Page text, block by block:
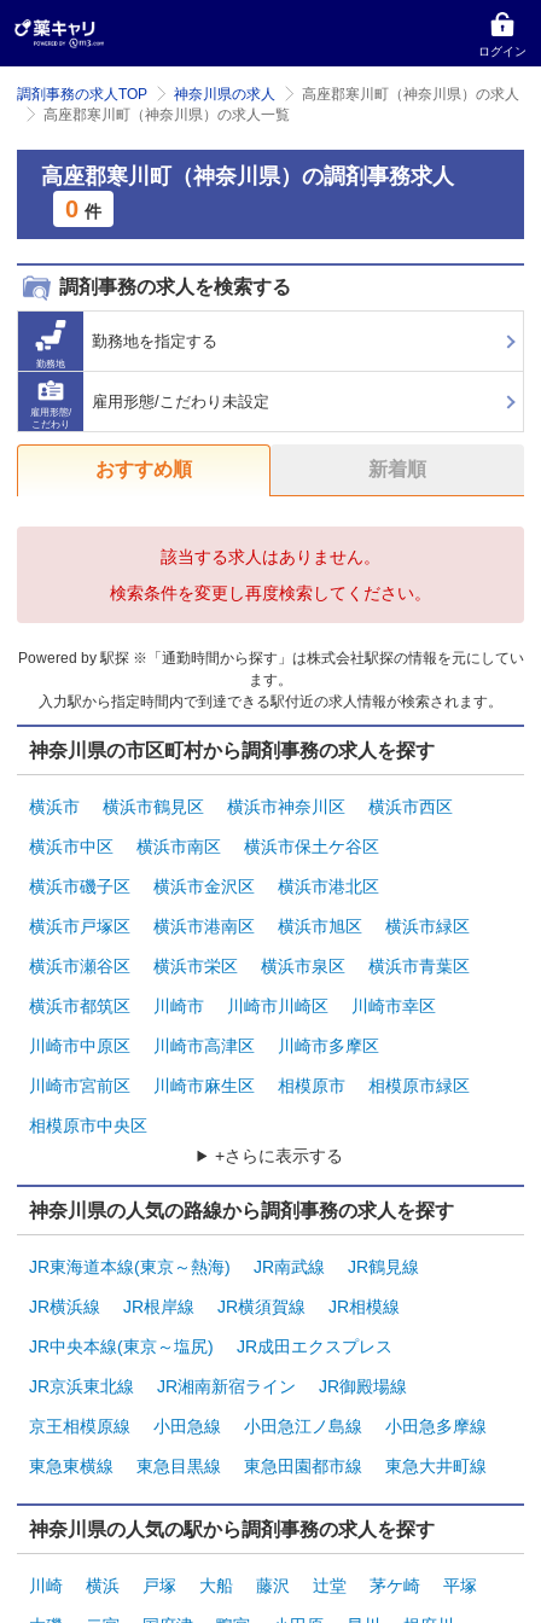
ログイン
調剤事務の求人TOP 神奈川県の求人
高座郡寒川町（神奈川県）の求人
高座郡寒川町（神奈川県）の求人一覧
高座郡寒川町（神奈川県）の調剤事務求人
0 件
調剤事務の求人を検索する
勤務地
勤務地を指定する
雇用形態/
こだわり
雇用形態/こだわり未設定
おすすめ順 新着順
該当する求人はありません。
検索条件を変更し再度検索してください。
Powered by 駅探 ※「通勤時間から探す」は株式会社駅探の情報を元にしてい
ます。
入力駅から指定時間内で到達できる駅付近の求人情報が検索されます。
神奈川県の市区町村から調剤事務の求人を探す
横浜市 横浜市鶴見区 横浜市神奈川区 横浜市西区
横浜市中区 横浜市南区 横浜市保土ケ谷区
横浜市磯子区 横浜市金沢区 横浜市港北区
横浜市戸塚区 横浜市港南区 横浜市旭区 横浜市緑区
横浜市瀬谷区 横浜市栄区 横浜市泉区 横浜市青葉区
横浜市都筑区 川崎市 川崎市川崎区 川崎市幸区
川崎市中原区 川崎市高津区 川崎市多摩区
川崎市宮前区 川崎市麻生区 相模原市 相模原市緑区
相模原市中央区
+さらに表示する
神奈川県の人気の路線から調剤事務の求人を探す
JR東海道本線(東京～熱海) JR南武線 JR鶴見線
JR横浜線 JR根岸線 JR横須賀線 JR相模線
JR中央本線(東京～塩尻) JR成田エクスプレス
JR京浜東北線 JR湘南新宿ライン JR御殿場線
京王相模原線 小田急線 小田急江ノ島線 小田急多摩線
東急東横線 東急目黒線 東急田園都市線 東急大井町線
神奈川県の人気の駅から調剤事務の求人を探す
川崎 横浜 戸塚 大船 藤沢 辻堂 茅ケ崎 平塚